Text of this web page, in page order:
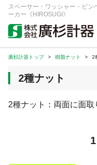
スペーサー・ワッシャー・ピン
ーカー《HIROSUGI》
キーワード 品番/シリーズ
商品カテゴリから探
廣杉計器トップ > 樹脂ナット > 2
2種ナット
2種ナット：両面に面取
1